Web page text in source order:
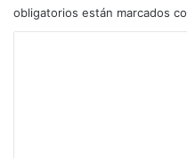
obligatorios están marcados